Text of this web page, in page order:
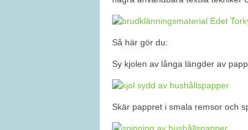
Så här gör du:
Sy kjolen av långa längder av
Skär pappret i smala remsor och